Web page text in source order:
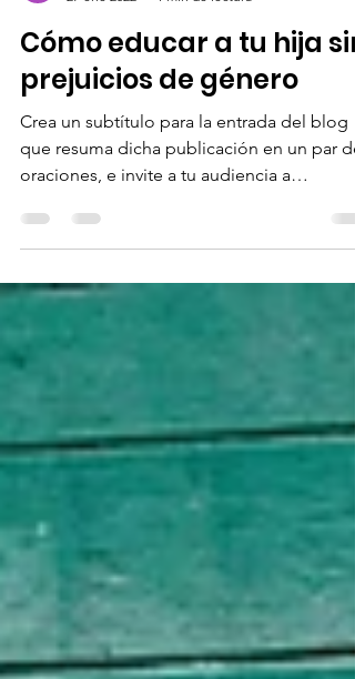
Corporación Dignificar
27 ene 2022
1 min de lectura
Cómo educar a tu hija sin
prejuicios de género
Crea un subtítulo para la entrada del blog
que resuma dicha publicación en un par de
continuar...